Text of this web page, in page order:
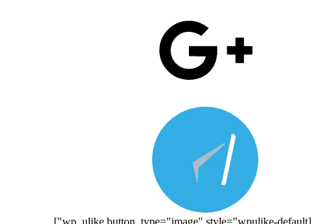
[wp_ulike button_type="image" style="wpulike-default"]